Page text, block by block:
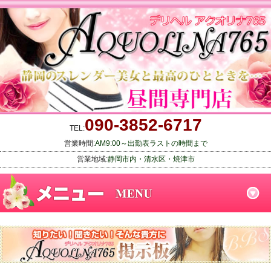
TEL:090-3852-6717
営業時間:AM9:00～出勤表ラストの時間まで
営業地域:静岡市内・清水区・焼津市